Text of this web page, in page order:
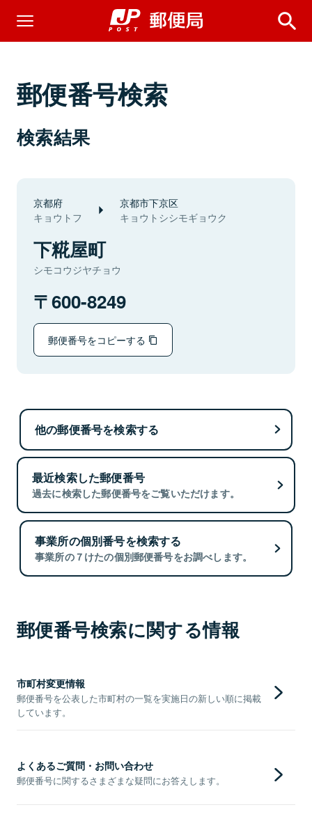
郵便番号検索
検索結果
京都府
キョウトフ
京都市下京区
キョウトシシモギョウク
下糀屋町
シモコウジヤチョウ
600-8249
郵便番号をコピーする
他の郵便番号を検索する
最近検索した郵便番号
過去に検索した郵便番号をご覧いただけます。
事業所の個別番号を検索する
事業所の７けたの個別郵便番号をお調べします。
郵便番号検索に関する情報
市町村変更情報
郵便番号を公表した市町村の一覧を実施日の新しい順に掲載
しています。
よくあるご質問・お問い合わせ
郵便番号に関するさまざまな疑問にお答えします。